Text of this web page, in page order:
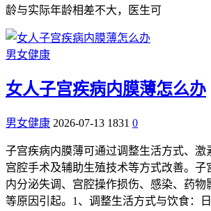
龄与实际年龄相差不大，医生可
男女健康
女人子宫疾病内膜薄怎么办
男女健康 2026-07-13 1831 0
子宫疾病内膜薄可通过调整生活方式、激
宫腔手术及辅助生殖技术等方式改善。子
内分泌失调、宫腔操作损伤、感染、药物
等原因引起。1、调整生活方式与饮食：